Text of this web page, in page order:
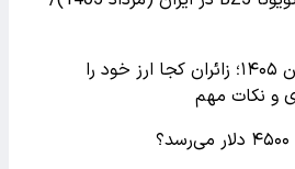
نحوه فروش دینار اربعین ۱۴۰۵؛ زائران کجا ارز خود را
و نکات مهم